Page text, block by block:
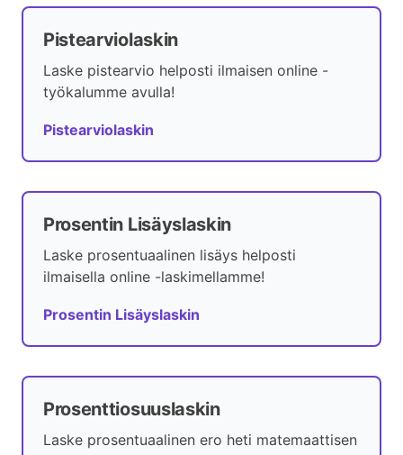
Pistearviolaskin
Laske pistearvio helposti ilmaisen online -
työkalumme avulla!
Pistearviolaskin
Prosentin Lisäyslaskin
Laske prosentuaalinen lisäys helposti
ilmaisella online -laskimellamme!
Prosentin Lisäyslaskin
Prosenttiosuuslaskin
Laske prosentuaalinen ero heti matemaattisen